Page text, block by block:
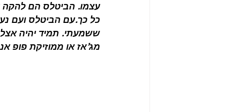
עצמו. הביטלס הם להקה
כל כך.עם הביטלס ועם
ששמעתי. תמיד יהיה
מג’אז או ממוזיקת פופ